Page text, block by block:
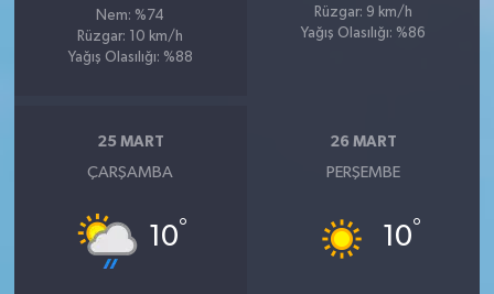
Nem: %74
Rüzgar: 10 km/h
Yağış Olasılığı: %88
Rüzgar: 9 km/h
Yağış Olasılığı: %86
25 MART
ÇARŞAMBA
10°
26 MART
PERŞEMBE
10°